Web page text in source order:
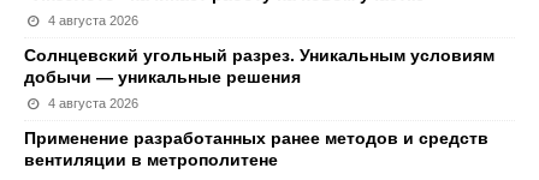
4 августа 2026
Солнцевский угольный разрез. Уникальным условиям
добычи — уникальные решения
4 августа 2026
Применение разработанных ранее методов и средств
вентиляции в метрополитене